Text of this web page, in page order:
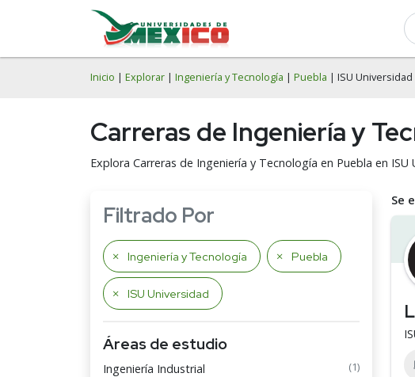
Inicio | Explorar | Ingeniería y Tecnología | Puebla | ISU Universidad
Carreras de Ingeniería y
Explora Carreras de Ingeniería y Tecnología en Puebla en ISU
Filtrado Por
Ingeniería y Tecnología Puebla
ISU Universidad
Áreas de estudio
Ingeniería Industrial (1)
Se